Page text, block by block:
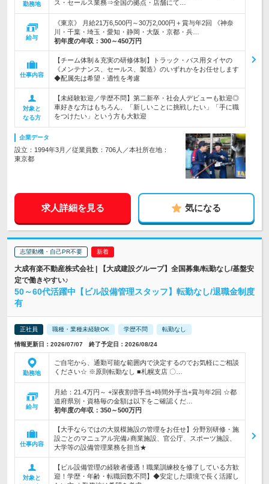
勤務地
ス・セールス業務⇒全国の拠点・店舗にて…
給与
《東京》 月給21万6,500円～30万2,000円＋賞与年2回 《神奈
川・千葉・埼玉・愛知・静岡・大阪・京都・兵…
初年度の年収： 300～450万円
仕事内容
【チーム体制＆充実の研修体制】トラック・バス用タイヤの
《メンテナンス、セールス、製造》のいずれかをお任せします
◆配属先は希望・適性を考慮
対象と
なる方
【未経験歓迎／学歴不問】第二新卒・社会人デビューも歓迎◎
車好きな方はもちろん、「新しいことに挑戦したい」「手に職
をつけたい」という方も大歓迎
企業データ
設立：1994年3月／従業員数：706人／本社所在地：
東京都
求人詳細を見る 気になる
志望動機・自己PR不要
大成有楽不動産株式会社 | 【大成建設グループ】全国募集/転勤なし/基盤安
定で働きやすい♪
50～60代活躍中【ビル設備管理スタッフ】転勤なし/退職金制度
有
正社員 職種・業種未経験OK 学歴不問 転勤なし
情報更新日：2026/07/07 終了予定日：2026/08/24
勤務地
ご自宅から、通勤可能な範囲内で決定するのでお気軽にご相談
ください☆ ※原則転勤なし ■札幌支店 〇…
給与
月給：21.4万円～ +深夜割増手当+時間外手当+賞与年2回 ☆都
道府県別・資格毎の金額は以下をご確認くだ…
初年度の年収： 350～500万円
仕事内容
【大手ならではの大規模施設の管理をお任せ】分野別研修・施
設ごとのマニュアル完備♪商業施設、官公庁、スポーツ施設、
大学等の設備管理業務を担当★
対象と
【ビル設備管理の経験者優遇！職業訓練校を修了している方歓
迎！学歴・年齢・転職回数不問】◆安定した環境で長く活躍し